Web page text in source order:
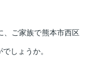
、ご家族で熊本市西区
しょうか。